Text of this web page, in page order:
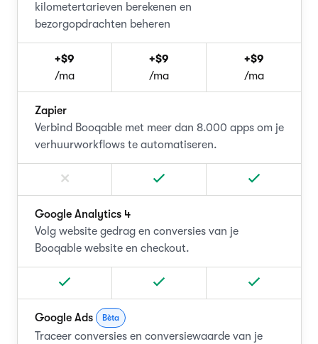
kilometertarieven berekenen en
bezorgopdrachten beheren
+$9
/ma
+$9
/ma
+$9
/ma
Zapier
Verbind Booqable met meer dan 8.000 apps om je
verhuurworkflows te automatiseren.
Google Analytics 4
Volg website gedrag en conversies van je
Booqable website en checkout.
Google Ads Bèta
Traceer conversies en conversiewaarde van je